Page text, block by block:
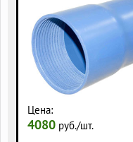
Цена:
4080 руб./шт.